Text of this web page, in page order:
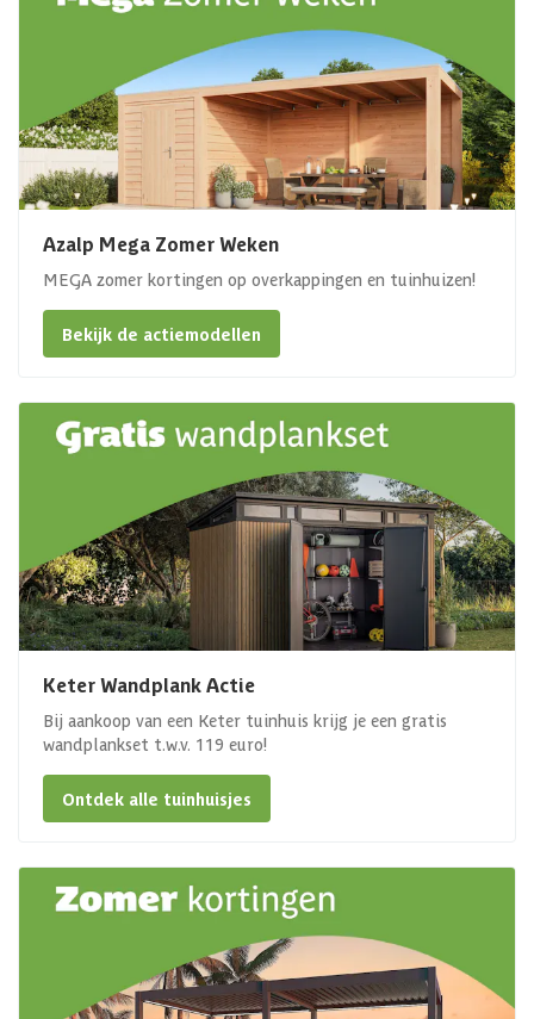
Azalp Mega Zomer Weken
MEGA zomer kortingen op overkappingen en tuinhuizen!
Bekijk de actiemodellen
Keter Wandplank Actie
Bij aankoop van een Keter tuinhuis krijg je een gratis
wandplankset t.w.v. 119 euro!
Ontdek alle tuinhuisjes